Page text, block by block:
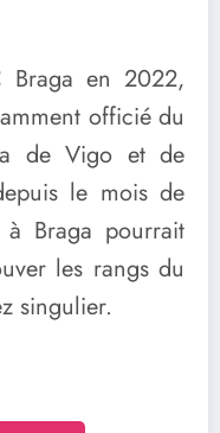
Braga en 2022,
officié du
de Vigo et de
le mois de
Braga pourrait
les rangs du
singulier.